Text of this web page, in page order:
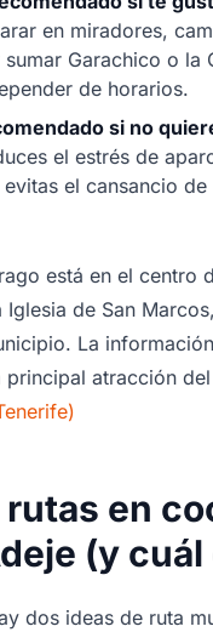
en miradores,
Garachico o la
de horarios.
si no
el estrés de
el cansancio
está en el centro
de San
La
principal atracción
en
(y
dos ideas de ruta